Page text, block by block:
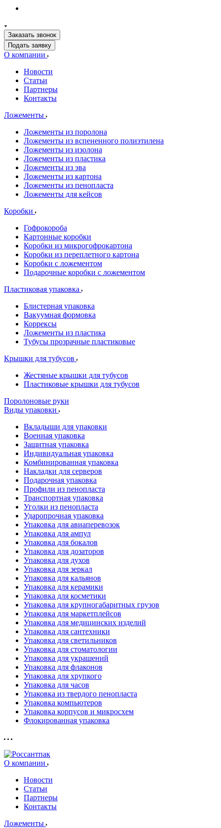
Заказать звонок
Подать заявку
О компании
Новости
Статьи
Партнеры
Контакты
Ложементы
Ложементы из поролона
Ложементы из вспененного полиэтилена
Ложементы из изолона
Ложементы из пластика
Ложементы из эва
Ложементы из картона
Ложементы из пенопласта
Ложементы для кейсов
Коробки
Гофрокороба
Картонные коробки
Коробки из микрогофрокартона
Коробки из переплетного картона
Коробки с ложементом
Подарочные коробки с ложементом
Пластиковая упаковка
Блистерная упаковка
Вакуумная формовка
Коррексы
Ложементы из пластика
Тубусы прозрачные пластиковые
Крышки для тубусов
Жестяные крышки для тубусов
Пластиковые крышки для тубусов
Поролоновые руки
Виды упаковки
Вкладыши для упаковки
Военная упаковка
Защитная упаковка
Индивидуальная упаковка
Комбинированная упаковка
Накладки для серверов
Подарочная упаковка
Профили из пенопласта
Транспортная упаковка
Уголки из пенопласта
Ударопрочная упаковка
Упаковка для авиаперевозок
Упаковка для ампул
Упаковка для бокалов
Упаковка для дозаторов
Упаковка для духов
Упаковка для зеркал
Упаковка для кальянов
Упаковка для керамики
Упаковка для косметики
Упаковка для крупногабаритных грузов
Упаковка для маркетплейсов
Упаковка для медицинских изделий
Упаковка для сантехники
Упаковка для светильников
Упаковка для стоматологии
Упаковка для украшений
Упаковка для флаконов
Упаковка для хрупкого
Упаковка для часов
Упаковка из твердого пенопласта
Упаковка компьютеров
Упаковка корпусов и микросхем
Флокированная упаковка
О компании
Новости
Статьи
Партнеры
Контакты
Ложементы